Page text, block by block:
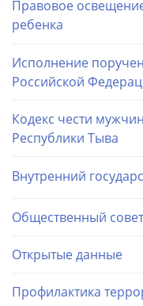
Правовое
ребенка
Исполнение
Российской
Кодекс чести
Республики Тыва
Внутренний
Общественный совет
Открытые данные
Профилактика